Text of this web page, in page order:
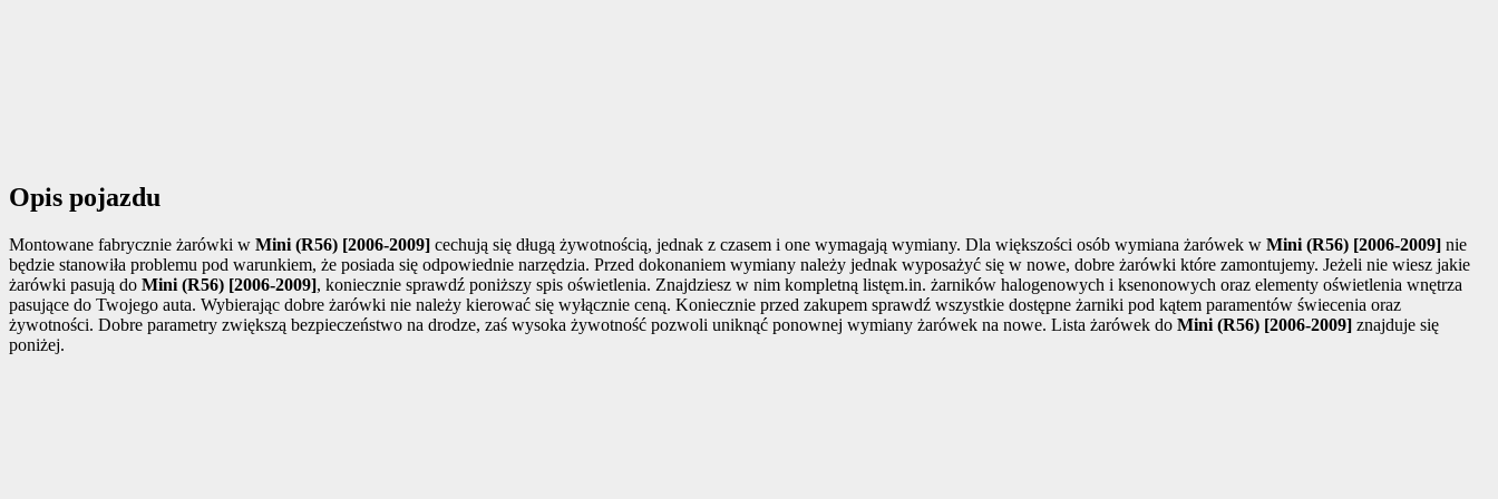
Opis pojazdu
Montowane fabrycznie żarówki w Mini (R56) [2006-2009] cechują się długą żywotnością, jednak z czasem i one wymagają wymiany. Dla większości osób wymiana żarówek w Mini (R56) [2006-2009] nie
będzie stanowiła problemu pod warunkiem, że posiada się odpowiednie narzędzia. Przed dokonaniem wymiany należy jednak wyposażyć się w nowe, dobre żarówki które zamontujemy. Jeżeli nie wiesz jakie
żarówki pasują do Mini (R56) [2006-2009], koniecznie sprawdź poniższy spis oświetlenia. Znajdziesz w nim kompletną listęm.in. żarników halogenowych i ksenonowych oraz elementy oświetlenia wnętrza
pasujące do Twojego auta. Wybierając dobre żarówki nie należy kierować się wyłącznie ceną. Koniecznie przed zakupem sprawdź wszystkie dostępne żarniki pod kątem paramentów świecenia oraz
żywotności. Dobre parametry zwiększą bezpieczeństwo na drodze, zaś wysoka żywotność pozwoli uniknąć ponownej wymiany żarówek na nowe. Lista żarówek do Mini (R56) [2006-2009] znajduje się
poniżej.